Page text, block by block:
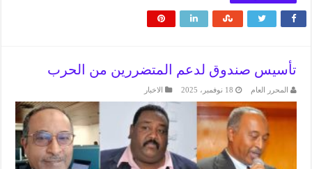
تأسيس صندوق لدعم المتضررين من الحرب
المحرر العام 18 نوفمبر، 2025 الاخبار